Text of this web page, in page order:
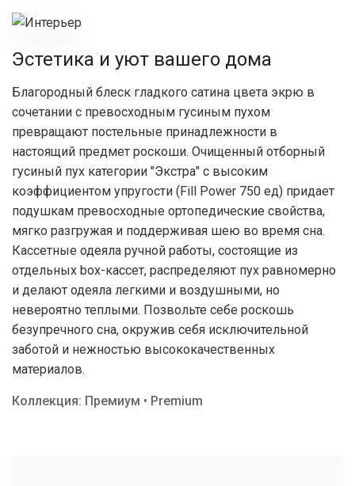
Эстетика и уют вашего дома
Благородный блеск гладкого сатина цвета экрю в
сочетании с превосходным гусиным пухом
превращают постельные принадлежности в
настоящий предмет роскоши. Очищенный отборный
гусиный пух категории "Экстра" с высоким
коэффициентом упругости (Fill Power 750 ед) придает
подушкам превосходные ортопедические свойства,
мягко разгружая и поддерживая шею во время сна.
Кассетные одеяла ручной работы, состоящие из
отдельных box-кассет, распределяют пух равномерно
и делают одеяла легкими и воздушными, но
невероятно теплыми. Позвольте себе роскошь
безупречного сна, окружив себя исключительной
заботой и нежностью высококачественных
материалов.
Коллекция: Премиум • Premium